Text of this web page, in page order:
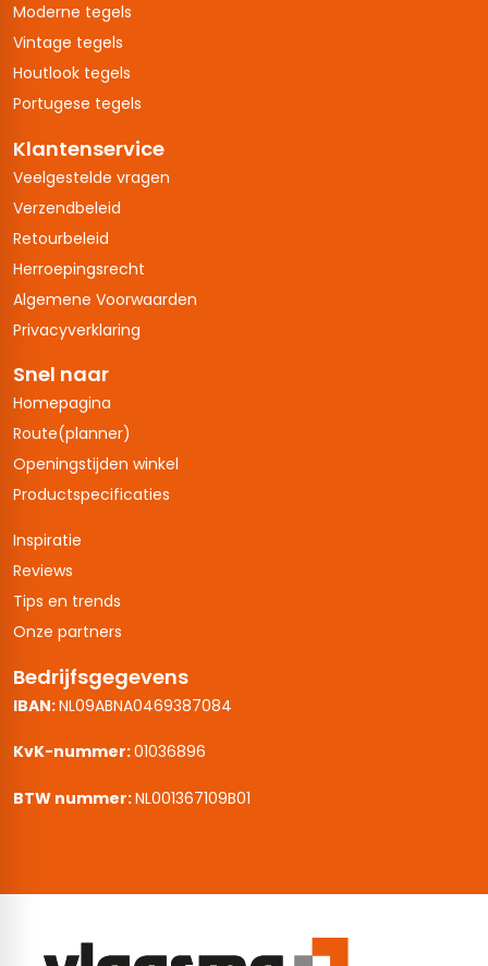
Moderne tegels
Vintage tegels
Houtlook tegels
Portugese tegels
Klantenservice
Veelgestelde vragen
Verzendbeleid
Retourbeleid
Herroepingsrecht
Algemene Voorwaarden
Privacyverklaring
Snel naar
Homepagina
Route(planner)
Openingstijden winkel
Productspecificaties
Inspiratie
Reviews
Tips en trends
Onze partners
Bedrijfsgegevens
IBAN:NL09ABNA0469387084
KvK-nummer:01036896
BTW nummer:NL001367109B01